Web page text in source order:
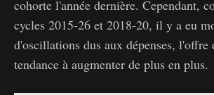
cohorte l'année dernière. Cependant,
cycles 2015-26 et 2018-20, il y a eu
d'oscillations dus aux dépenses, l'offre
tendance à augmenter de plus en plus.